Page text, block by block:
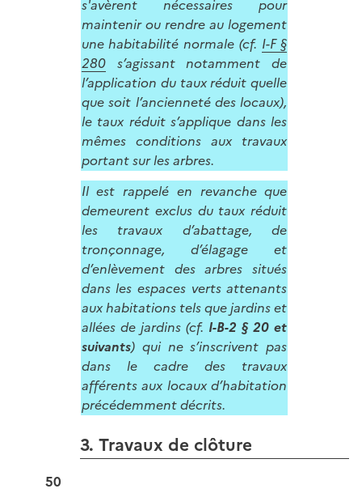
s'avèrent nécessaires pour
maintenir ou rendre au logement
une habitabilité normale (cf. I-F §
280s’agissant notamment de
l’application du taux réduit quelle
que soit l’ancienneté des locaux),
le taux réduit s’applique dans les
mêmes conditions aux travaux
portant sur les arbres.
Il est rappelé en revanche que
demeurent exclus du taux réduit
les travaux d’abattage, de
tronçonnage, d’élagage et
d’enlèvement des arbres situés
dans les espaces verts attenants
aux habitations tels que jardins et
allées de jardins (cf. I-B-2 § 20 et
suivants) qui ne s’inscrivent pas
dans le cadre des travaux
afférents aux locaux d’habitation
précédemment décrits.
3. Travaux de clôture
50